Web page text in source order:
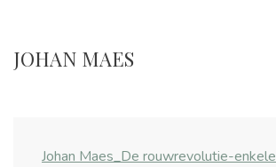
JOHAN MAES
Johan Maes_De rouwrevolutie-enkele